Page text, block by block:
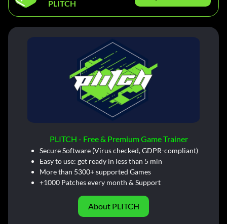
PLITCH
PLITCH - Free & Premium Game Trainer
Secure Software (Virus checked, GDPR-compliant)
Easy to use: get ready in less than 5 min
More than 5300+ supported Games
+1000 Patches every month & Support
About PLITCH